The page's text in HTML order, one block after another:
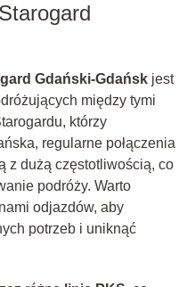
Gdański-Gdańskjest
między tymi
którzy
regularne połączenia
z dużą częstotliwością, co
podróży. Warto
odjazdów, aby
potrzeb i uniknąć